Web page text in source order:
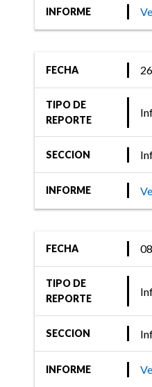
INFORME
FECHA
TIPO DE
REPORTE
SECCION
INFORME
FECHA
TIPO DE
REPORTE
SECCION
INFORME